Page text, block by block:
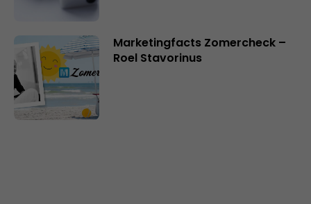
Marketingfacts Zomercheck –
Roel Stavorinus